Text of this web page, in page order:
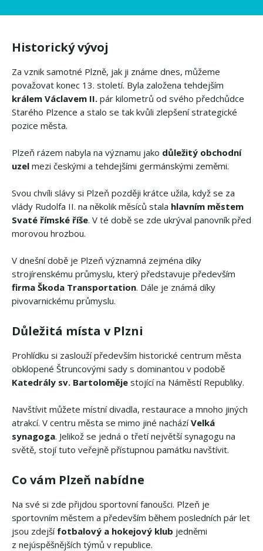
Historický vývoj
Za vznik samotné Plzně, jak ji známe dnes, můžeme
považovat konec 13. století. Byla založena tehdejším
králem Václavem II. pár kilometrů od svého předchůdce
Starého Plzence a stalo se tak kvůli zlepšení strategické
pozice města.
Plzeň rázem nabyla na významu jako důležitý obchodní
uzel mezi českými a tehdejšími germánskými zeměmi.
Svou chvíli slávy si Plzeň později krátce užila, když se za
vlády Rudolfa II. na několik měsíců stala hlavním městem
Svaté římské říše. V té době se zde ukrýval panovník před
morovou hrozbou.
V dnešní době je Plzeň významná zejména díky
strojírenskému průmyslu, který představuje především
firma Škoda Transportation. Dále je známá díky
pivovarnickému průmyslu.
Důležitá místa v Plzni
Prohlídku si zaslouží především historické centrum města
obklopené Štruncovými sady s dominantou v podobě
Katedrály sv. Bartoloměje stojící na Náměstí Republiky.
Navštívit můžete místní divadla, restaurace a mnoho jiných
atrakcí. V centru města se mimo jiné nacházíVelká
synagoga. Jelikož se jedná o třetí největší synagogu na
světě, stojí tuto veřejně přístupnou památku navštívit.
Co vám Plzeň nabídne
Na své si zde přijdou sportovní fanoušci. Plzeň je
sportovním městem a především během posledních pár let
jsou zdejšífotbalový a hokejový klub jedněmi
z nejúspěšnějších týmů v republice.